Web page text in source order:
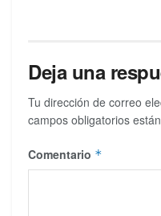
Deja una
Tu dirección de correo
campos obligatorios
Comentario *